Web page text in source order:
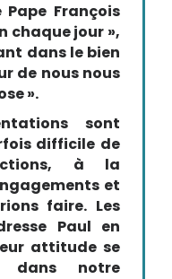
François
chaque jour »,
dans le bien
de nous nous
».
sont
difficile de
à la
et
faire. Les
Paul en
attitude se
dans notre